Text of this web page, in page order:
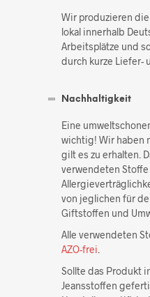
Wir produzieren
lokal innerhalb
Arbeitsplätze und
durch kurze Liefer-
Nachhaltigkeit
Eine
wichtig! Wir haben
gilt es zu erhalten.
verwendeten
von jeglichen für
Giftstoffen und
Alle verwendeten
AZO-frei
Sollte das Produkt
Jeansstoffen